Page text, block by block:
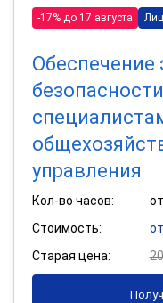
-17% до 17 августа
Обеспечение
управления
Кол-во часов:
Стоимость:
Старая цена: